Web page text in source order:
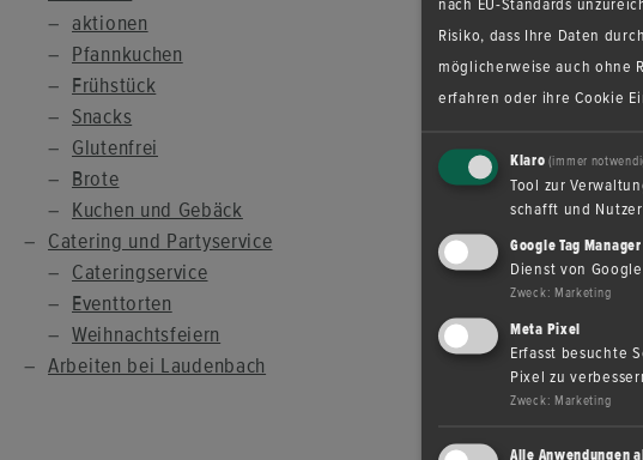
ak­tio­nen
Pfann­ku­chen
Früh­stück
Snacks
Glu­ten­frei
Brote
Ku­chen und Ge­bäck
Ca­te­ring und Par­ty­ser­vice
Ca­te­ringser­vice
Event­tor­ten
Weih­nachts­fei­ern
Ar­bei­ten bei Lau­den­bach
nach EU-Standards
Risiko, dass Ihre Daten
möglicherweise auch ohne
erfahren oder ihre Cookie
Klaro (immer
Tool zur
schafft und
Google Tag Manager
Dienst von
Zweck: Marketing
Meta Pixel
Erfasst besuchte
Pixel zu
Zweck: Marketing
Alle Anwendungen